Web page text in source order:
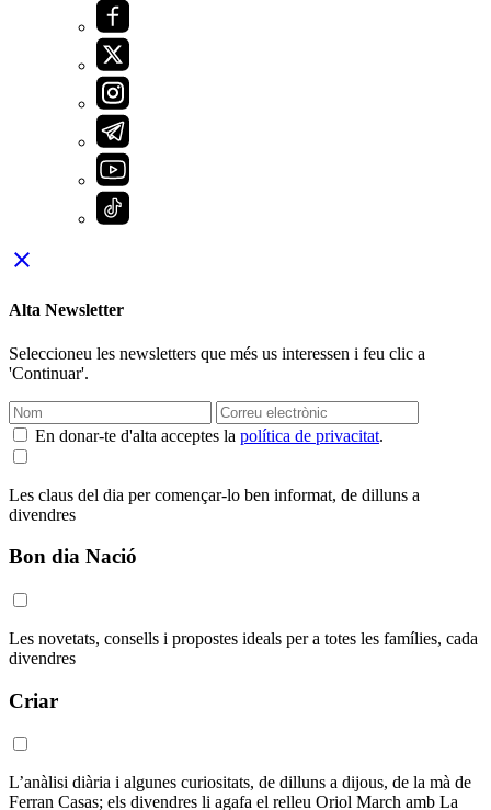
close
Alta Newsletter
Seleccioneu les newsletters que més us interessen i feu clic a
'Continuar'.
En donar-te d'alta acceptes la política de privacitat.
Les claus del dia per començar-lo ben informat, de dilluns a
divendres
Bon dia Nació
Les novetats, consells i propostes ideals per a totes les famílies, cada
divendres
Criar
L’anàlisi diària i algunes curiositats, de dilluns a dijous, de la mà de
Ferran Casas; els divendres li agafa el relleu Oriol March amb La